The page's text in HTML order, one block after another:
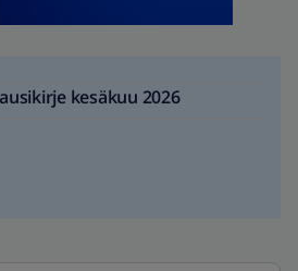
kesäkuu 2026